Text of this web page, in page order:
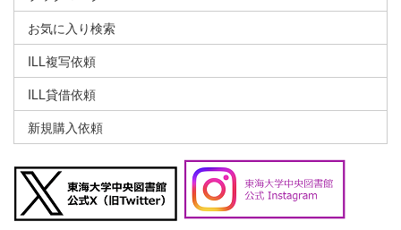
お気に入り検索
ILL複写依頼
ILL貸借依頼
新規購入依頼